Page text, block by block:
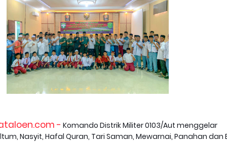
- Komando Distrik Militer 0103/Aut menggelar
Nasyit, Hafal Quran, Tari Saman, Mewarnai, Panahan dan